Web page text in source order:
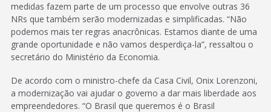
medidas fazem parte de um processo que envolve outras 36
NRs que também serão modernizadas e simplificadas. “Não
podemos mais ter regras anacrônicas. Estamos diante de uma
grande oportunidade e não vamos desperdiça-la”, ressaltou o
secretário do Ministério da Economia.
De acordo com o ministro-chefe da Casa Civil, Onix Lorenzoni,
a modernização vai ajudar o governo a dar mais liberdade aos
empreendedores. “O Brasil que queremos é o Brasil